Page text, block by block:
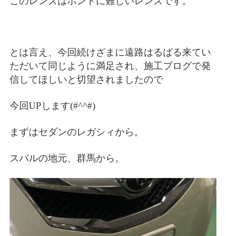
とは言え、今回続けざまに遠路はるばる来てい
ただいて同じように満足され、施工ブログで発
信してほしいと切望されましたので
今回UPします(#^^#)
まずはセダンのレガシィから。
スバルの地元、群馬から。